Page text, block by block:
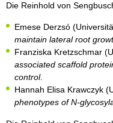
Die Reinhold von
Emese Derzsó
maintain lateral root
Franziska Kretzschmar
associated scaffold
control.
Hannah Elisa Krawczyk
phenotypes of N-